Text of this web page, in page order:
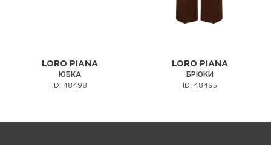
LORO PIANA
ЮБКА
ID: 48498
LORO PIANA
БРЮКИ
ID: 48495